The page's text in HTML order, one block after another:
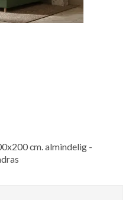
cm. almindelig -